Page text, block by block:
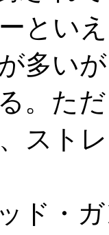
とい
多い
。た
スト
ド・